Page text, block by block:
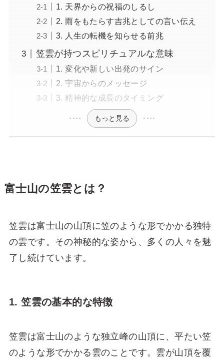
1. 天界からの祝福のしるし
2. 雨をもたらす吉兆としての言い伝え
3. 人生の転機を知らせる前兆
笠雲が持つスピリチュアルな意味
1. 変化や新しい出発のサイン
2. 宇宙からのメッセージ
3. 精神的な成長のタイミング
もっと見る
富士山の笠雲とは？
笠雲は富士山の山頂に笠のような形でかかる独特
の雲です。その神秘的な姿から、多くの人々を魅
了し続けています。
1. 笠雲の基本的な特徴
笠雲は富士山のような独立峰の山頂に、平たい笠
のような形でかかる雲のことです。雲が山頂を覆